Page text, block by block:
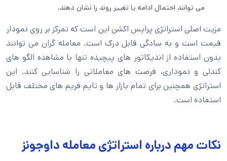
می توانند احتمال ادامه یا تغییر روند را نشان دهند.
مزیت اصلی استراتژی پرایس اکشن این است که تمرکز بر روی نمودار
قیمت است و به سادگی قابل درک است. معامله گران می توانند
بدون استفاده از اندیکاتور های پیچیده تنها با مشاهده الگو های
کندلی و نموداری، فرصت های معاملاتی را شناسایی کنند. این
استراتژی همچنین برای تمام بازار ها و تایم فریم های مختلف قابل
استفاده است.
نکات مهم درباره استراتژی معامله داوجونز